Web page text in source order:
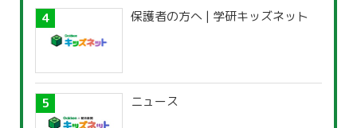
保護者の方へ | 学研キッズネット
ニュース